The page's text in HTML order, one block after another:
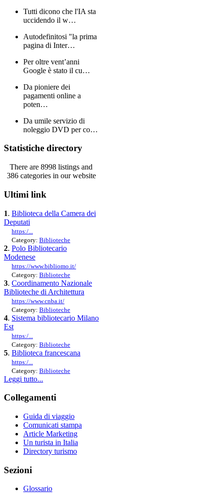
Tutti dicono che l'IA sta
uccidendo il w…
Autodefinitosi "la prima
pagina di Inter…
Per oltre vent’anni
Google è stato il cu…
Da pioniere dei
pagamenti online a
poten…
Da umile servizio di
noleggio DVD per co…
Statistiche directory
There are 8998 listings and
386 categories in our website
Ultimi link
1. Biblioteca della Camera dei
Deputati
https:/...
Category: Biblioteche
2. Polo Bibliotecario
Modenese
https://www.bibliomo.it/
Category: Biblioteche
3. Coordinamento Nazionale
Biblioteche di Architettura
https://www.cnba.it/
Category: Biblioteche
4. Sistema bibliotecario Milano
Est
https:/...
Category: Biblioteche
5. Biblioteca francescana
https:/...
Category: Biblioteche
Leggi tutto...
Collegamenti
Guida di viaggio
Comunicati stampa
Article Marketing
Un turista in Italia
Directory turismo
Sezioni
Glossario